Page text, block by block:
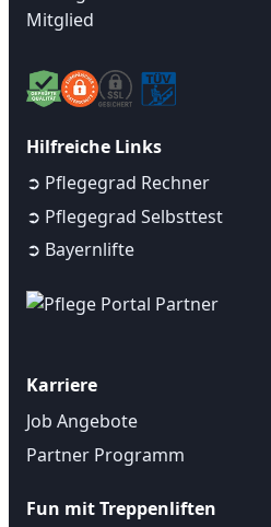
Hilfreiche Links
➲ Pflegegrad Rechner
➲ Pflegegrad Selbsttest
➲ Bayernlifte
Karriere
Job Angebote
Partner Programm
Fun mit Treppenliften